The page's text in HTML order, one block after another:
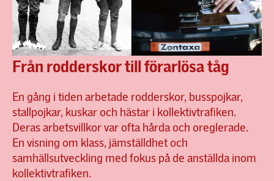
Från rodderskor till förarlösa tåg
En gång i tiden arbetade rodderskor, busspojkar,
stallpojkar, kuskar och hästar i kollektivtrafiken.
Deras arbetsvillkor var ofta hårda och oreglerade.
En visning om klass, jämställdhet och
samhällsutveckling med fokus på de anställda inom
kollektivtrafiken.